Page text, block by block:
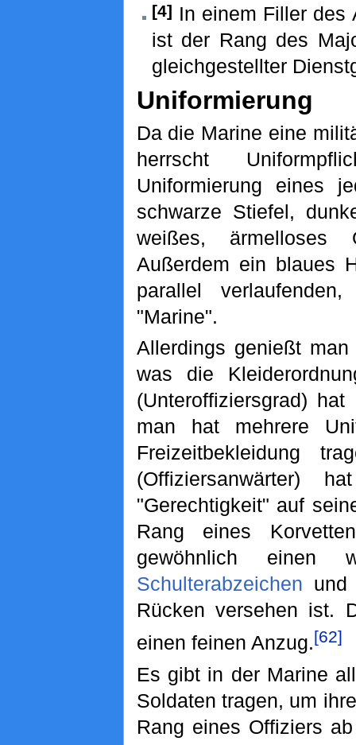
[4] In einem Filler des
ist der Rang des
gleichgestellter
Uniformierung
Da die Marine eine
herrscht
Uniformierung eines
schwarze Stiefel,
weißes, ärmelloses
Außerdem ein blaues
parallel
"Marine".
Allerdings genießt
was die
(Unteroffiziersgrad)
man hat mehrere
Freizeitbekleidung
"Gerechtigkeit" auf
Rang eines
gewöhnlich einen
Schulterabzeichen und
Rücken versehen ist.
einen feinen Anzug.[62]
Es gibt in der Marine
Soldaten tragen, um
Rang eines Offiziers